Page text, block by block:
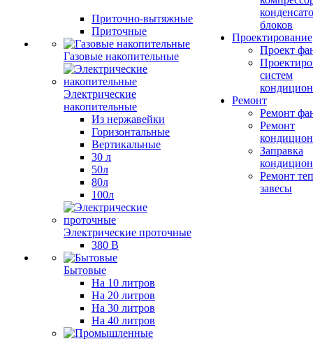
Приточно-вытяжные
Приточные
Газовые накопительные
Электрические
накопительные
Из нержавейки
Горизонтальные
Вертикальные
30 л
50л
80л
100л
Электрические проточные
380 В
Бытовые
На 10 литров
На 20 литров
На 30 литров
На 40 литров
блоков
Проектирование
Проект
систем
Ремонт
Ремонт
Ремонт
Заправка
Ремонт
завесы